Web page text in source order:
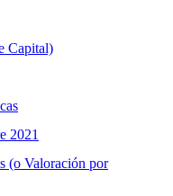
Capital)
2021
(o Valoración por